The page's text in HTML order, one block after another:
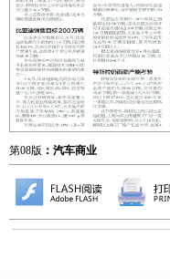
第08版 ：汽车商业